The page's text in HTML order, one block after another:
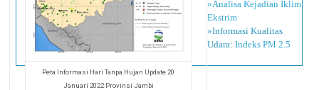
Peta Informasi Hari Tanpa Hujan Update 20
Januari 2022 Provinsi Jambi
»Analisa Kejadian Iklim
Ekstrim
»Informasi Kualitas
Udara: Indeks PM 2.5